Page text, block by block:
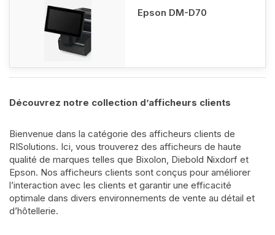
Epson DM-D70
Découvrez notre collection d’afficheurs clients
Bienvenue dans la catégorie des afficheurs clients de
RISolutions. Ici, vous trouverez des afficheurs de haute
qualité de marques telles que Bixolon, Diebold Nixdorf et
Epson. Nos afficheurs clients sont conçus pour améliorer
l’interaction avec les clients et garantir une efficacité
optimale dans divers environnements de vente au détail et
d’hôtellerie.